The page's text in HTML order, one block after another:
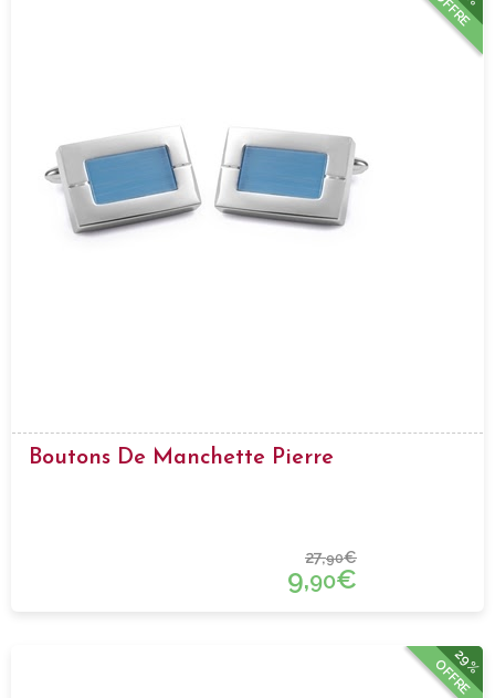
Boutons De Manchette Pierre
27,90€
9,90€
29%
OFFRE